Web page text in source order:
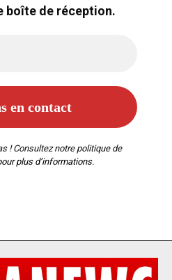
boîte de réception.
! Consultez notre politique de
plus d’informations.